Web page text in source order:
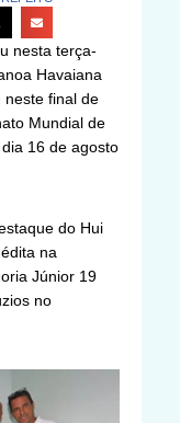
nesta terça-
Havaiana
neste final de
Mundial de
16 de agosto
do Hui
na
Júnior 19
no